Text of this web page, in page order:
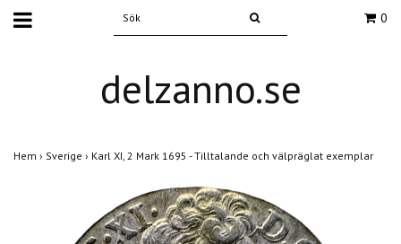
0
delzanno.se
Hem › Sverige › Karl XI, 2 Mark 1695 - Tilltalande och välpräglat exemplar